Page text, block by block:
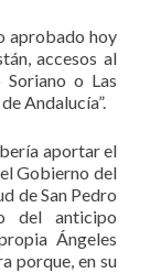
aprobado hoy
accesos al
o Las
Andalucía”.
aportar el
Gobierno del
de San Pedro
del anticipo
Ángeles
porque, en su